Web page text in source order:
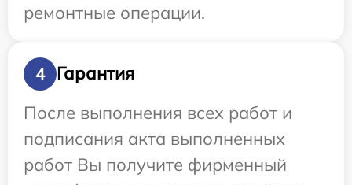
ремонтные операции.
4
Гарантия
После выполнения всех работ и
подписания акта выполненных
работ Вы получите фирменный